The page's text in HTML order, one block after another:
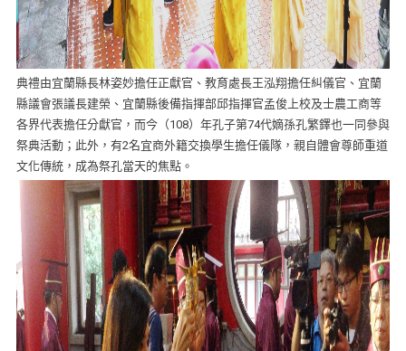
典禮由宜蘭縣長林姿妙擔任正獻官、教育處長王泓翔擔任糾儀官、宜蘭
縣議會張議長建榮、宜蘭縣後備指揮部邱指揮官孟俊上校及士農工商等
各界代表擔任分獻官，而今（108）年孔子第74代嫡孫孔繁鐸也一同參與
祭典活動；此外，有2名宜商外籍交換學生擔任儀隊，親自體會尊師重道
文化傳統，成為祭孔當天的焦點。